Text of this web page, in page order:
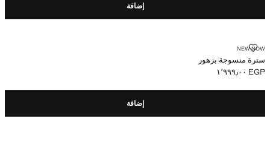
إضافة
NEW NOW
سترة منسوجة بزهور
سترة منسوجة بزهور
السعر الحالي [EGP ١٬٩٩٩٫٠٠ ]
EGP ١٬٩٩٩٫٠٠
إضافة